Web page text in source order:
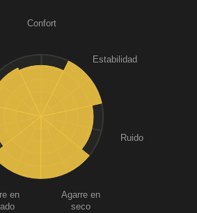
Confort
Estabilidad
Ruido
Agarre en
seco
en